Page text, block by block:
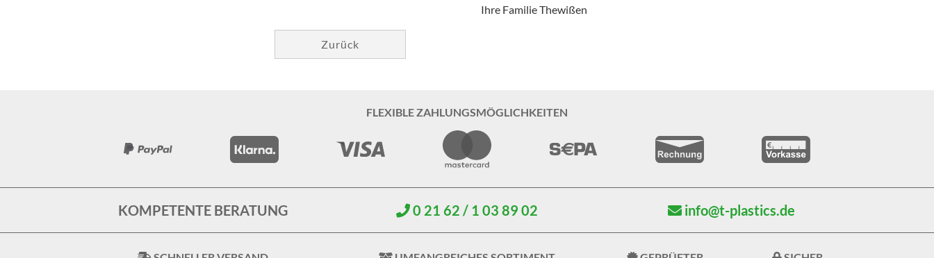
Ihre Familie Thewißen
Zurück
FLEXIBLE ZAHLUNGSMÖGLICHKEITEN
KOMPETENTE BERATUNG 0 21 62 / 1 03 89 02 info@t-plastics.de